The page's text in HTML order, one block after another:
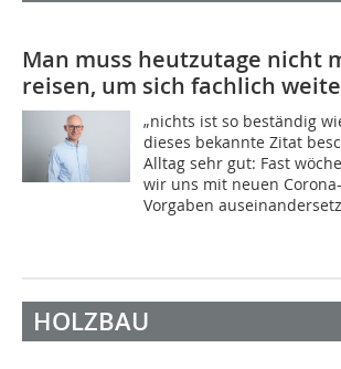
Man muss heutzutage nicht
reisen, um sich fachlich
„nichts ist so beständig
dieses bekannte Zitat
Alltag sehr gut: Fast
wir uns mit neuen
Vorgaben
HOLZBAU